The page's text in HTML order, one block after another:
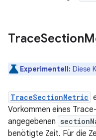
TraceSection
Experimentell: Diese
TraceSectionMetric
Vorkommen eines
angegebenen
benötigte Zeit. Für die